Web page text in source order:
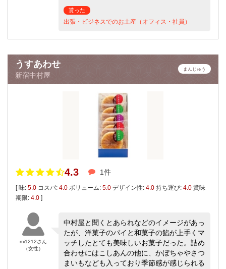
貰った
出張・ビジネスでのお土産（オフィス・社員）
うすあわせ
新宿中村屋
まんじゅう
4.3 1件
[ 味: 5.0 コスパ: 4.0 ボリューム: 5.0 デザイン性: 4.0 持ち運び: 4.0 賞味
期限: 4.0 ]
mi1212さん
（女性）
中村屋と聞くとあられなどのイメージがあっ
たが、洋菓子のパイと和菓子の餡が上手くマ
ッチしたとても美味しいお菓子だった。詰め
合わせにはこしあんの他に、かぼちゃやさつ
まいもなども入っており季節感が感じられる